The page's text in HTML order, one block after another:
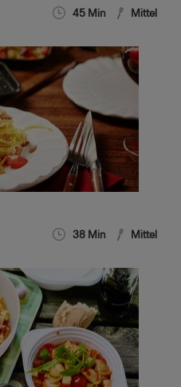
45 Min Mittel
38 Min Mittel